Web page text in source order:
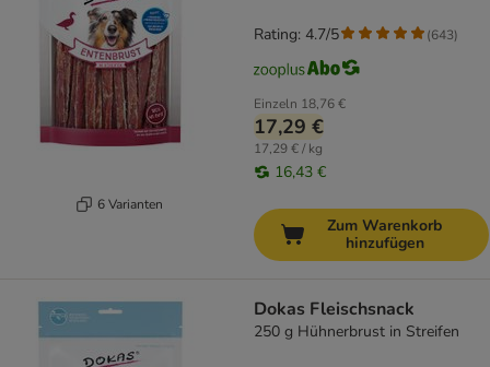
6 Varianten
Einzeln 18,76 €
17,29 €
17,29 € / kg
16,43 €
Rating: 4.7/5 (643)
Zum Warenkorb
hinzufügen
Dokas Fleischsnack
250 g Hühnerbrust in Streifen